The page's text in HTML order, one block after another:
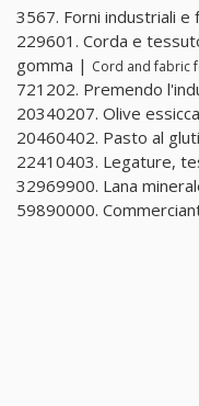
3567. Forni industriali e
229601. Corda e
gomma | Cord and fabric
721202. Premendo
20340207. Olive
20460402. Pasto al
22410403. Legature,
32969900. Lana
59890000.